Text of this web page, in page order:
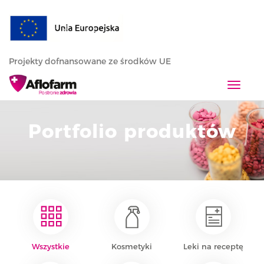
Projekty dofnansowane ze środków UE
T
o
g
g
l
e
n
a
Portfolio produktów
Wszystkie Kosmetyki Leki na receptę